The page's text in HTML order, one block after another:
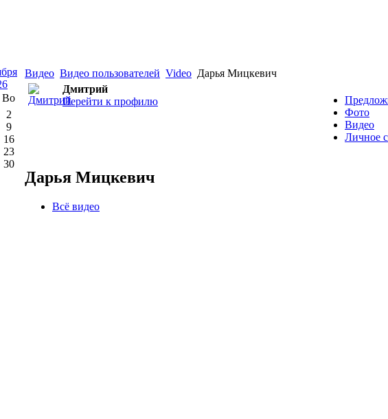
Видео Видео пользователей Video Дарья Мицкевич
Дмитрий
Перейти к профилю
Фото
Видео
Личное
Дарья Мицкевич
Всё видео
Во
2
9
16
23
30